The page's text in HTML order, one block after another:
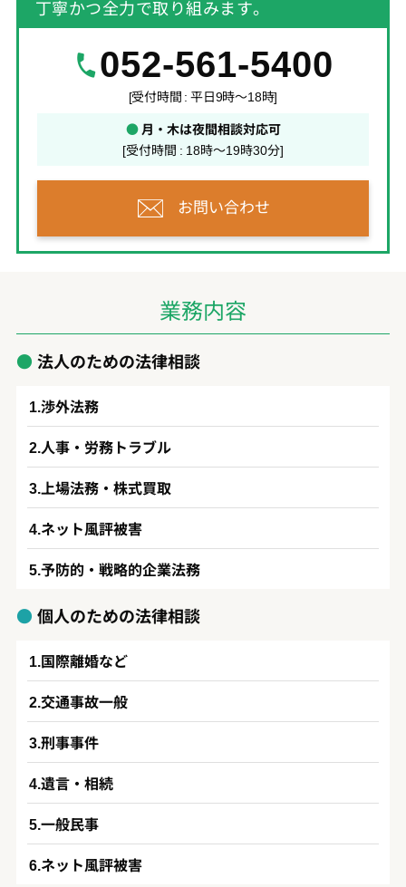
丁寧かつ全力で取り組みます。
052-561-5400
[受付時間 : 平日9時～18時]
●月・木は夜間相談対応可
[受付時間 : 18時～19時30分]
お問い合わせ
業務内容
法人のための法律相談
渉外法務
人事・労務トラブル
上場法務・株式買取
ネット風評被害
予防的・戦略的企業法務
個人のための法律相談
国際離婚など
交通事故一般
刑事事件
遺言・相続
一般民事
ネット風評被害